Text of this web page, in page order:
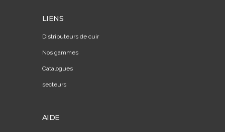
LIENS
Distributeurs de cuir
Nos gammes
Catalogues
secteurs
AIDE